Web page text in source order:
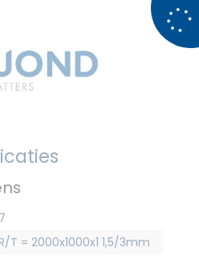
T = 2000x1000x1 1,5/3mm